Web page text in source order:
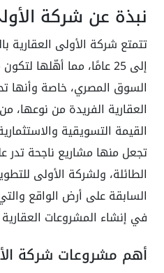
نبذة عن شركة
تتمتع شركة الأولى العقارية
إلى 25 عامًا، مما أهّلها
السوق المصري، خاصة وأنها
العقارية الفريدة من نوعها،
القيمة التسويقية
تجعل منها مشاريع ناجحة تدر
الطائلة، ولشركة الأولى
السابقة على أرض الواقع
في إنشاء المشروعات العقارية
أهم مشروعات شركة